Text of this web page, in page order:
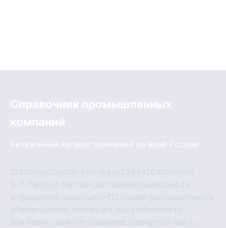
Справочник промышленных
компаний
Актуальный каталог компаний по всей России
133chel.ru13autor-kolonka.ru2864420.ru2rich.ru
3-d-file.ru3d-file.rua-cdc.ruaalse.rua380club.ru
airgungames.ruaccounts-112.ruadler-jun.ruadonyev.ru
alfeihavsalnassr.rualtaipant.ruargentinamia.ru
aria-family.ruarkrym.ruashanet.rubelgorod-day.ru